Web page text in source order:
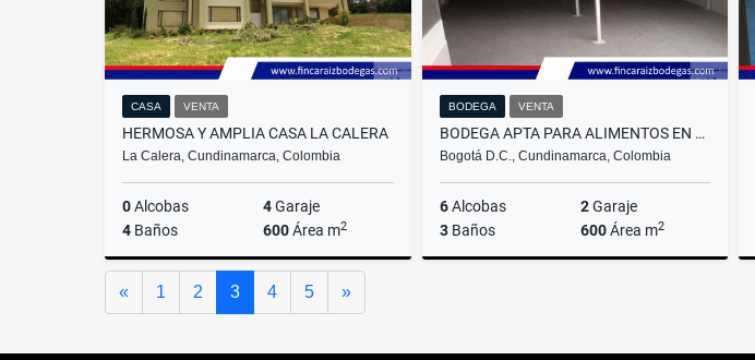
CASA VENTA
HERMOSA Y AMPLIA CASA LA CALERA
La Calera, Cundinamarca, Colombia
0Alcobas 4Garaje
4 Baños 600Área m2
Venta
$1.950.000.000
BODEGA VENTA
BODEGA APTA PARA ALIMENTOS EN FONTIBON
Bogotá D.C., Cundinamarca, Colombia
6Alcobas 2Garaje
3Baños 600Área m2
« Anterior
1 2 3 4 5 »Siguiente